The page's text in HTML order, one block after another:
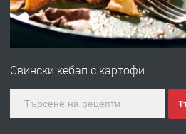
Първи поход
Свински кебап с картофи